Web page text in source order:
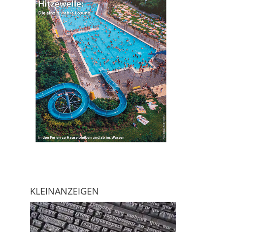
KLEINANZEIGEN